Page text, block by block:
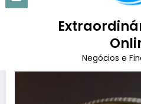
Negócios e